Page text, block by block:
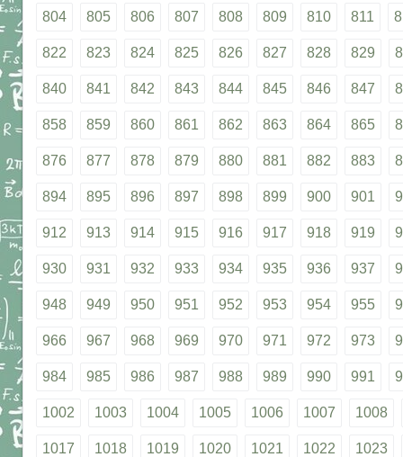
804 805 806 807 808 809 810 811
822 823 824 825 826 827 828 829
840 841 842 843 844 845 846 847
858 859 860 861 862 863 864 865
876 877 878 879 880 881 882 883
894 895 896 897 898 899 900 901
912 913 914 915 916 917 918 919
930 931 932 933 934 935 936 937
948 949 950 951 952 953 954 955
966 967 968 969 970 971 972 973
984 985 986 987 988 989 990 991
1002 1003 1004 1005 1006 1007 1008
1017 1018 1019 1020 1021 1022 1023